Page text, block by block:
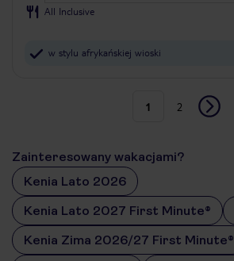
All Inclusive
w stylu afrykańskiej wioski
1 2
Zainteresowany wakacjami?
Kenia Lato 2026
Kenia Lato 2027 First Minute®
Kenia Zima 2026/27 First Minute®